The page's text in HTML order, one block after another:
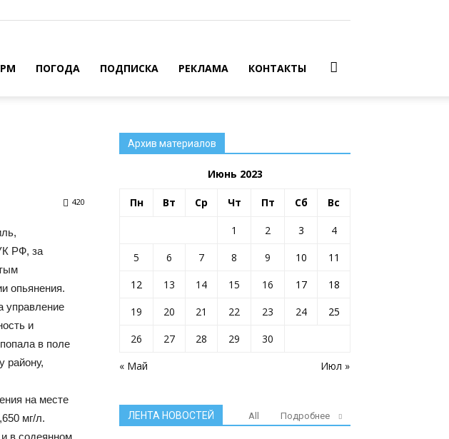
ПОГОДА ПОДПИСКА РЕКЛАМА КОНТАКТЫ
420
РФ, за
опьянения.
управление
и
в поле
району,
на месте
мг/л.
в содеянном
Архив материалов
Июнь 2023
Пн Вт Ср Чт Пт Сб Вс
« Май Июл »
1 2 3
4
5
6 7 8 9 10
11
12
13 14 15 16 17
18
19
20 21 22 23 24
25
26
27 28 29 30
ЛЕНТА НОВОСТЕЙ All Подробнее